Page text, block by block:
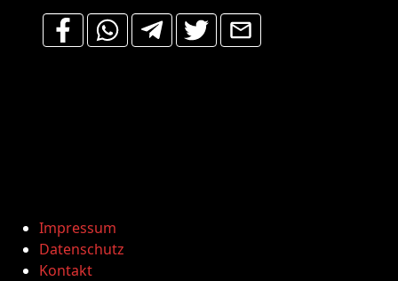
Impressum
Datenschutz
Kontakt